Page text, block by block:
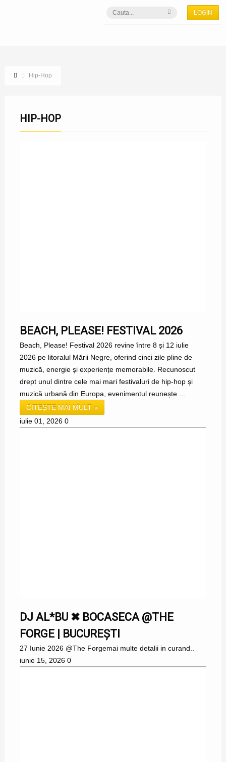
LOGIN
Hip-Hop
HIP-HOP
BEACH, PLEASE! FESTIVAL 2026
Beach, Please! Festival 2026 revine între 8 și 12 iulie
2026 pe litoralul Mării Negre, oferind cinci zile pline de
muzică, energie și experiențe memorabile. Recunoscut
drept unul dintre cele mai mari festivaluri de hip-hop și
muzică urbană din Europa, evenimentul reunește ...
CITEȘTE MAI MULT »
iulie 01, 2026 0
DJ AL*BU ✖ BOCASECA @THE
FORGE | BUCUREȘTI
27 Iunie 2026 @The Forgemai multe detalii in curand..
iunie 15, 2026 0